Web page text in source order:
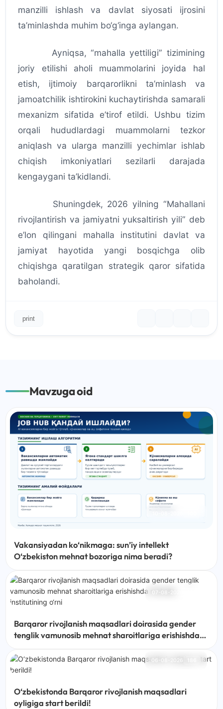
manzilli ishlash va davlat siyosati ijrosini
ta’minlashda muhim bo‘g‘inga aylangan.
Ayniqsa, “mahalla yettiligi” tizimining
joriy etilishi aholi muammolarini joyida hal
etish, ijtimoiy barqarorlikni ta’minlash va
jamoatchilik ishtirokini kuchaytirishda samarali
mexanizm sifatida e’tirof etildi. Ushbu tizim
orqali hududlardagi muammolarni tezkor
aniqlash va ularga manzilli yechimlar ishlab
chiqish imkoniyatlari sezilarli darajada
kengaygani ta’kidlandi.
Shuningdek, 2026 yilning “Mahallani
rivojlantirish va jamiyatni yuksaltirish yili” deb
e’lon qilingani mahalla institutini davlat va
jamiyat hayotida yangi bosqichga olib
chiqishga qaratilgan strategik qaror sifatida
baholandi.
print
Mavzuga oid
Vakansiyadan ko‘nikmaga: sun’iy intellekt
O‘zbekiston mehnat bozoriga nima beradi?
07-08-2026
Barqaror rivojlanish maqsadlari doirasida gender
tenglik vamunosib mehnat sharoitlariga erishishda
06-08-2026
O‘zbekistonda Barqaror rivojlanish maqsadlari
oyligiga start berildi!